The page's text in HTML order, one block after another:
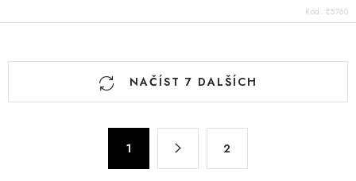
Kód: E5760
O
NAČÍST 7 DALŠÍCH
1 2